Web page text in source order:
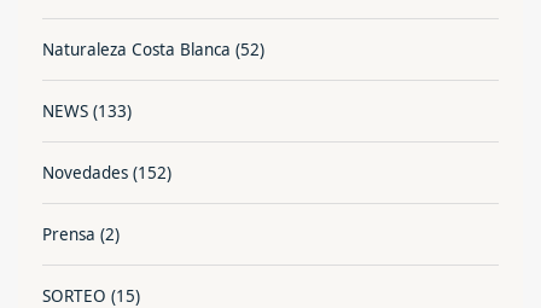
Naturaleza Costa Blanca (52)
NEWS (133)
Novedades (152)
Prensa (2)
SORTEO (15)